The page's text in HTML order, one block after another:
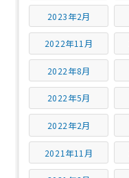
2023年2月
2022年11月
2022年8月
2022年5月
2022年2月
2021年11月